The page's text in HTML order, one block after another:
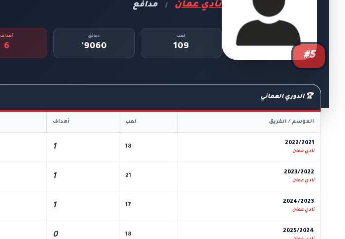
#5
نادي عمان | مدافع
لعب
109
دقائق
9060'
أهداف
6
🏆 الدوري العماني
الموسم / الفريق لعب أهداف
2022/2021
نادي عمان
18
1
2023/2022
نادي عمان
21
1
2024/2023
نادي عمان
17
1
2025/2024
18
0